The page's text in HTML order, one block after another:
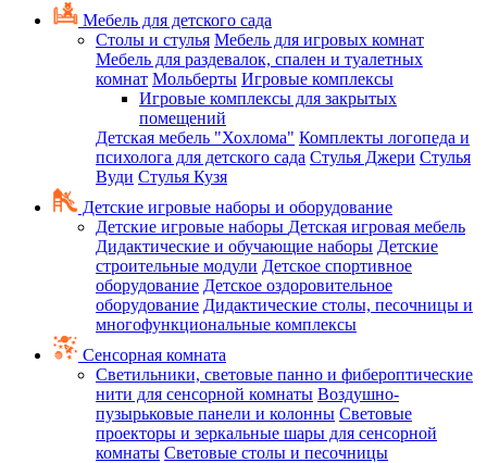
Мебель для детского сада
Столы и стулья Мебель для игровых комнат
Мебель для раздевалок, спален и туалетных
комнат Мольберты Игровые комплексы
Игровые комплексы для закрытых
помещений
Детская мебель "Хохлома" Комплекты логопеда и
психолога для детского сада Стулья Джери Стулья
Вуди Стулья Кузя
Детские игровые наборы и оборудование
Детские игровые наборы Детская игровая мебель
Дидактические и обучающие наборы Детские
строительные модули Детское спортивное
оборудование Детское оздоровительное
оборудование Дидактические столы, песочницы и
многофункциональные комплексы
Сенсорная комната
Светильники, световые панно и фибероптические
нити для сенсорной комнаты Воздушно-
пузырьковые панели и колонны Световые
проекторы и зеркальные шары для сенсорной
комнаты Световые столы и песочницы